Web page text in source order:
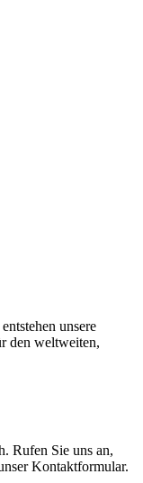
unsere
den weltweiten,
Rufen Sie uns an,
Kontaktformular.